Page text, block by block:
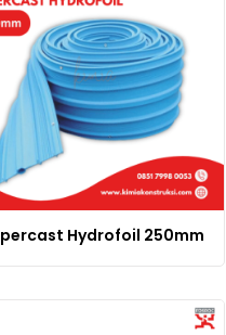
Hydrofoil 250mm